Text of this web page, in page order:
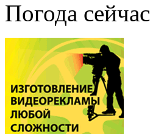
Погода сейчас